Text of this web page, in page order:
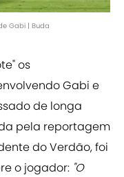
Gabi | Buda
os
Gabi e
de longa
pela reportagem
do Verdão, foi
o jogador: "O